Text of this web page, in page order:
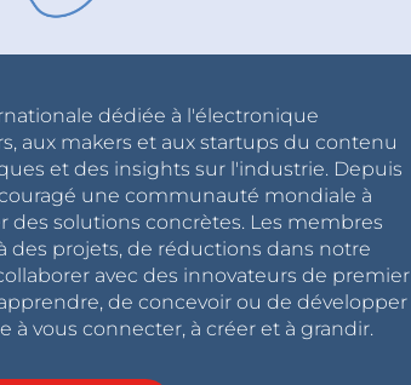
dédiée à l'électronique
aux makers et aux startups du contenu
et des insights sur l'industrie. Depuis
une communauté mondiale à
des solutions concrètes. Les membres
des projets, de réductions dans notre
avec des innovateurs de premier
de concevoir ou de développer
à vous connecter, à créer et à grandir.